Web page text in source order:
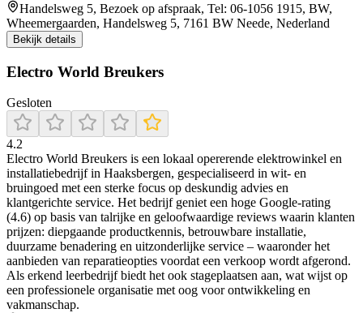
Handelsweg 5, Bezoek op afspraak, Tel: 06-1056 1915, BW,
Wheemergaarden, Handelsweg 5, 7161 BW Neede, Nederland
Bekijk details
Electro World Breukers
Gesloten
4.2
Electro World Breukers is een lokaal opererende elektrowinkel en
installatiebedrijf in Haaksbergen, gespecialiseerd in wit- en
bruingoed met een sterke focus op deskundig advies en
klantgerichte service. Het bedrijf geniet een hoge Google-rating
(4.6) op basis van talrijke en geloofwaardige reviews waarin klanten
prijzen: diepgaande productkennis, betrouwbare installatie,
duurzame benadering en uitzonderlijke service – waaronder het
aanbieden van reparatieopties voordat een verkoop wordt afgerond.
Als erkend leerbedrijf biedt het ook stageplaatsen aan, wat wijst op
een professionele organisatie met oog voor ontwikkeling en
vakmanschap.